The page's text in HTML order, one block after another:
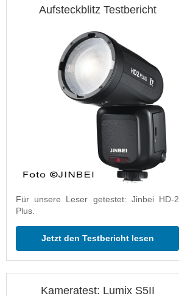
Aufsteckblitz Testbericht
Für unsere Leser getestet: Jinbei HD-2
Plus.
Jetzt den Testbericht lesen
Kameratest: Lumix S5II